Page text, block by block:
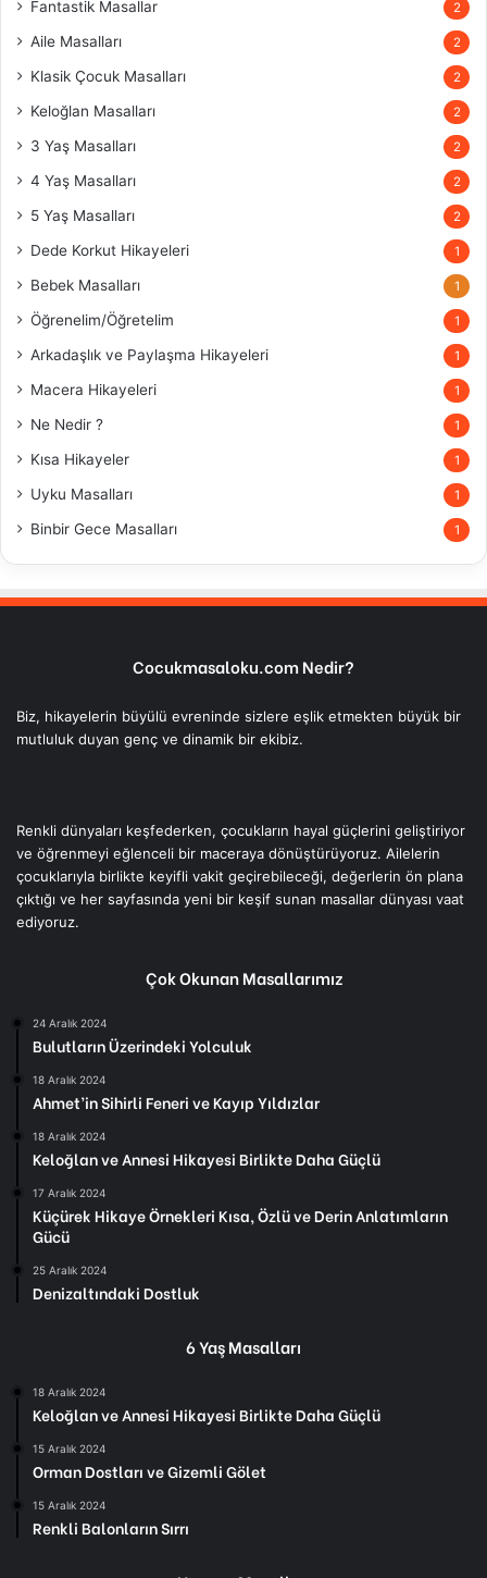
Fantastik Masallar 2
Aile Masalları 2
Klasik Çocuk Masalları 2
Keloğlan Masalları 2
3 Yaş Masalları 2
4 Yaş Masalları 2
5 Yaş Masalları 2
Dede Korkut Hikayeleri 1
Bebek Masalları 1
Öğrenelim/Öğretelim 1
Arkadaşlık ve Paylaşma Hikayeleri 1
Macera Hikayeleri 1
Ne Nedir ? 1
Kısa Hikayeler 1
Uyku Masalları 1
Binbir Gece Masalları 1
Cocukmasaloku.com Nedir?
Biz, hikayelerin büyülü evreninde sizlere eşlik etmekten büyük bir
mutluluk duyan genç ve dinamik bir ekibiz.
Renkli dünyaları keşfederken, çocukların hayal güçlerini geliştiriyor
ve öğrenmeyi eğlenceli bir maceraya dönüştürüyoruz. Ailelerin
çocuklarıyla birlikte keyifli vakit geçirebileceği, değerlerin ön plana
çıktığı ve her sayfasında yeni bir keşif sunan masallar dünyası vaat
ediyoruz.
Çok Okunan Masallarımız
24 Aralık 2024
Bulutların Üzerindeki Yolculuk
18 Aralık 2024
Ahmet’in Sihirli Feneri ve Kayıp Yıldızlar
18 Aralık 2024
Keloğlan ve Annesi Hikayesi Birlikte Daha Güçlü
17 Aralık 2024
Küçürek Hikaye Örnekleri Kısa, Özlü ve Derin Anlatımların
Gücü
25 Aralık 2024
Denizaltındaki Dostluk
6 Yaş Masalları
18 Aralık 2024
Keloğlan ve Annesi Hikayesi Birlikte Daha Güçlü
15 Aralık 2024
Orman Dostları ve Gizemli Gölet
15 Aralık 2024
Renkli Balonların Sırrı